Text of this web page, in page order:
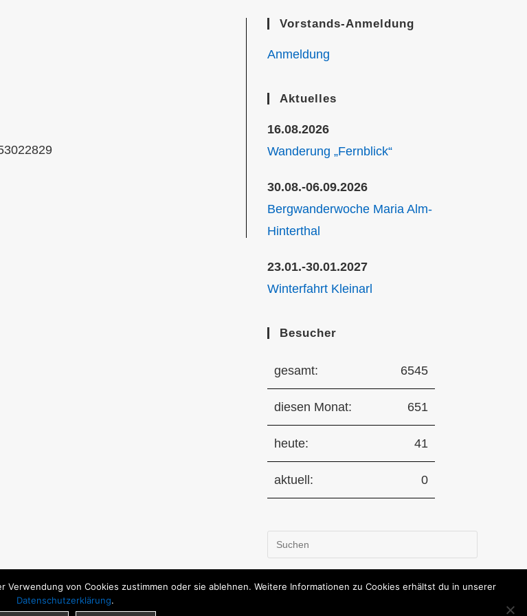
Vorstands-Anmeldung
Anmeldung
Aktuelles
16.08.2026
Wanderung „Fernblick“
30.08.-06.09.2026
Bergwanderwoche Maria Alm-
Hinterthal
23.01.-30.01.2027
Winterfahrt Kleinarl
Besucher
gesamt: 6545
diesen Monat: 651
heute: 41
aktuell: 0
Escape
to
close
von Cookies zustimmen oder sie ablehnen. Weitere Informationen zu Cookies erhältst du in unserer
Datenschutzerklärung.